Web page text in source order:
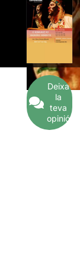
Deixa
la
teva
opinió